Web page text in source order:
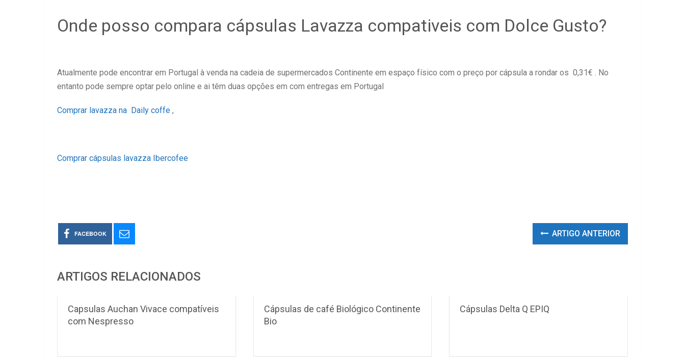
Onde posso compara cápsulas Lavazza compativeis com Dolce Gusto?
Atualmente pode encontrar em Portugal à venda na cadeia de supermercados Continente em espaço físico com o preço por cápsula a rondar os 0,31€ . No
entanto pode sempre optar pelo online e ai têm duas opções em com entregas em Portugal
Comprar lavazza na Daily coffe ,
Comprar cápsulas lavazza Ibercofee
FACEBOOK ARTIGO ANTERIOR
ARTIGOS RELACIONADOS
Capsulas Auchan Vivace compatíveis
com Nespresso
Cápsulas de café Biológico Continente
Bio
Cápsulas Delta Q EPIQ